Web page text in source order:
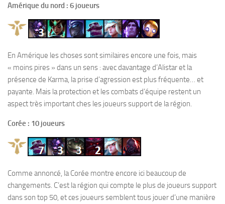
Amérique du nord : 6 joueurs
En Amérique les choses sont similaires encore une fois, mais
« moins pires » dans un sens : avec davantage d’Alistar et la
présence de Karma, la prise d’agression est plus fréquente… et
payante. Mais la protection et les combats d’équipe restent un
aspect très important ches les joueurs support de la région.
Corée : 10 joueurs
Comme annoncé, la Corée montre encore ici beaucoup de
changements. C’est la région qui compte le plus de joueurs support
dans son top 50, et ces joueurs semblent tous jouer d’une manière